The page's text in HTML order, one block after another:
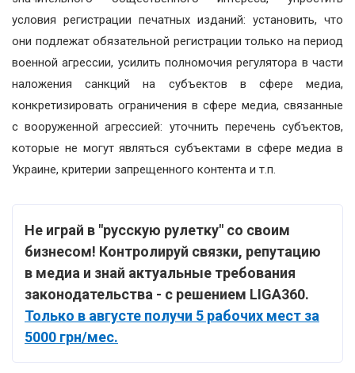
условия регистрации печатных изданий: установить, что
они подлежат обязательной регистрации только на период
военной агрессии, усилить полномочия регулятора в части
наложения санкций на субъектов в сфере медиа,
конкретизировать ограничения в сфере медиа, связанные
с вооруженной агрессией: уточнить перечень субъектов,
которые не могут являться субъектами в сфере медиа в
Украине, критерии запрещенного контента и т.п.
Не играй в "русскую рулетку" со своим
бизнесом! Контролируй связки, репутацию
в медиа и знай актуальные требования
законодательства - с решением LIGA360.
Только в августе получи 5 рабочих мест за
5000 грн/мес.